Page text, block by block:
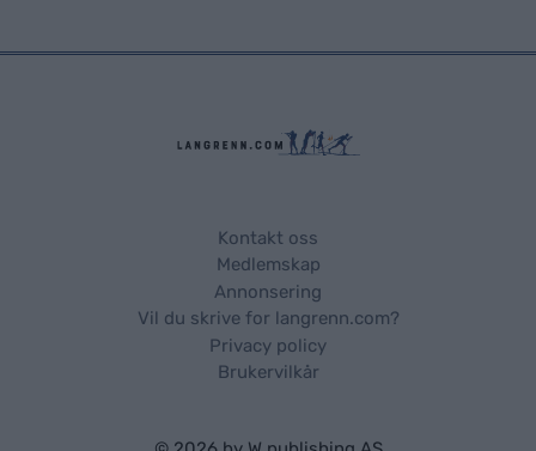
Kontakt oss
Medlemskap
Annonsering
Vil du skrive for langrenn.com?
Privacy policy
Brukervilkår